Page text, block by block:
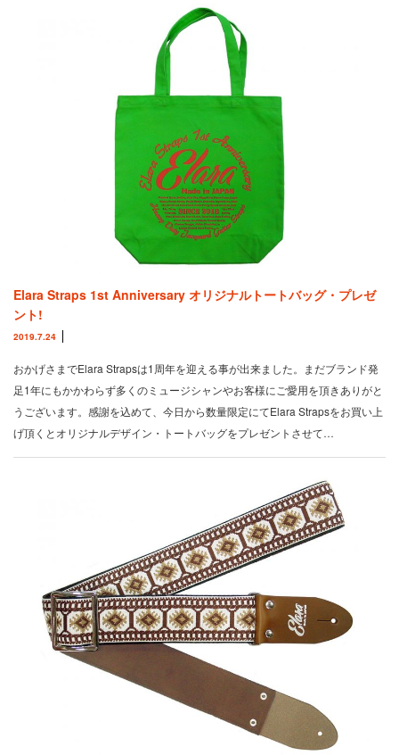
Elara Straps 1st Anniversary オリジナルトートバッグ・プレゼ
ント!
2019.7.24
おかげさまでElara Strapsは1周年を迎える事が出来ました。まだブランド発
足1年にもかかわらず多くのミュージシャンやお客様にご愛用を頂きありがと
うございます。感謝を込めて、今日から数量限定にてElara Strapsをお買い上
げ頂くとオリジナルデザイン・トートバッグをプレゼントさせて…